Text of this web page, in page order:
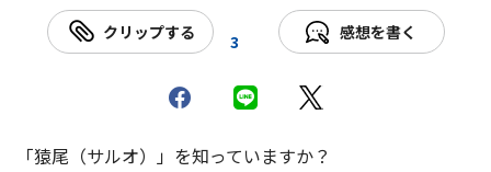
クリップする 3 感想を書く
「猿尾（サルオ）」を知っていますか？